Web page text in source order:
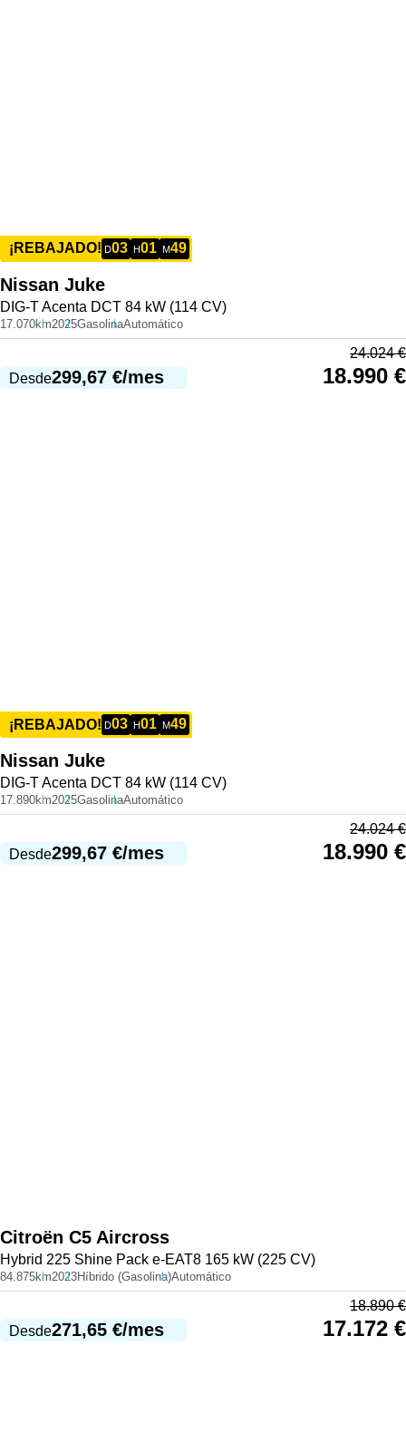
¡REBAJADO! D03 H01 M49
Nissan Juke
DIG-T Acenta DCT 84 kW (114 CV)
17.070km2025GasolinaAutomático
Desde299,67 €/mes
24.024€
18.990 €
¡REBAJADO! D03 H01 M49
Nissan Juke
DIG-T Acenta DCT 84 kW (114 CV)
17.890km2025GasolinaAutomático
Desde299,67 €/mes
24.024€
18.990 €
Citroën C5 Aircross
Hybrid 225 Shine Pack e-EAT8 165 kW (225 CV)
84.875km2023Híbrido (Gasolina)Automático
Desde271,65 €/mes
18.890€
17.172 €